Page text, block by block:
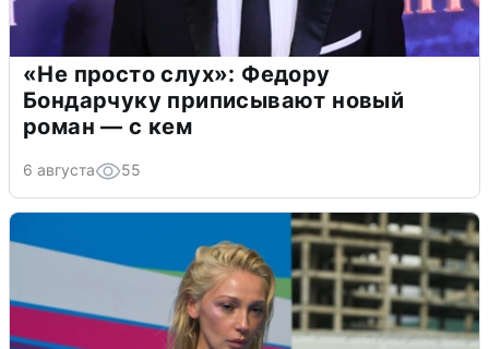
«Не просто слух»: Федору
Бондарчуку приписывают новый
роман — с кем
6 августа 55